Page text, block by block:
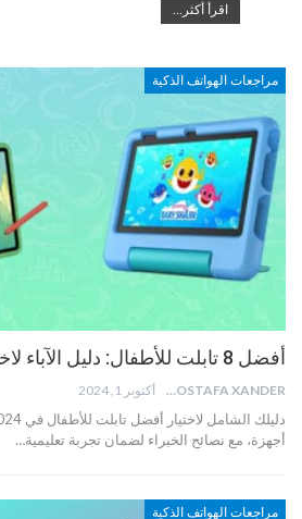
اقرأ أكثر...
مراجعات الهواتف الذكية
أفضل 8 تابلت للأطفال: دليل الآباء لاختيار الجهاز المُناسب
MOSTAFA XANDER أكتوبر 1, 2024
أجهزة، مع نصائح الخبراء لضمان تجربة تعليمية…
مراجعات الهواتف الذكية